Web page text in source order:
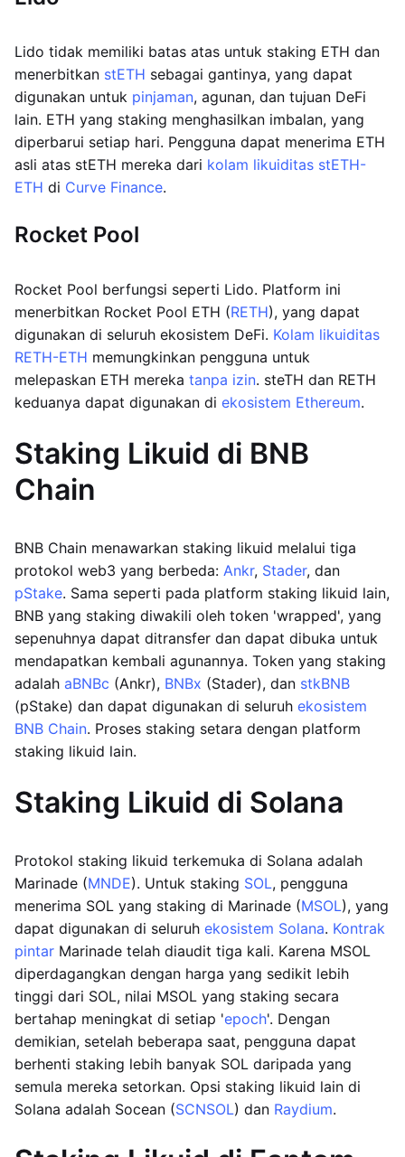
Lido tidak memiliki batas atas untuk staking ETH dan
menerbitkan stETH sebagai gantinya, yang dapat
digunakan untuk pinjaman, agunan, dan tujuan DeFi
lain. ETH yang staking menghasilkan imbalan, yang
diperbarui setiap hari. Pengguna dapat menerima ETH
asli atas stETH mereka dari kolam likuiditas stETH-
ETH di Curve Finance.
Rocket Pool
Rocket Pool berfungsi seperti Lido. Platform ini
menerbitkan Rocket Pool ETH (RETH), yang dapat
digunakan di seluruh ekosistem DeFi. Kolam likuiditas
RETH-ETH memungkinkan pengguna untuk
melepaskan ETH mereka tanpa izin. steTH dan RETH
keduanya dapat digunakan di ekosistem Ethereum.
Staking Likuid di BNB
Chain
BNB Chain menawarkan staking likuid melalui tiga
protokol web3 yang berbeda: Ankr, Stader, dan
pStake. Sama seperti pada platform staking likuid lain,
BNB yang staking diwakili oleh token 'wrapped', yang
sepenuhnya dapat ditransfer dan dapat dibuka untuk
mendapatkan kembali agunannya. Token yang staking
adalah aBNBc (Ankr), BNBx (Stader), dan stkBNB
(pStake) dan dapat digunakan di seluruh ekosistem
BNB Chain. Proses staking setara dengan platform
staking likuid lain.
Staking Likuid di Solana
Protokol staking likuid terkemuka di Solana adalah
Marinade (MNDE). Untuk staking SOL, pengguna
menerima SOL yang staking di Marinade (MSOL), yang
dapat digunakan di seluruh ekosistem Solana. Kontrak
pintar Marinade telah diaudit tiga kali. Karena MSOL
diperdagangkan dengan harga yang sedikit lebih
tinggi dari SOL, nilai MSOL yang staking secara
bertahap meningkat di setiap 'epoch'. Dengan
demikian, setelah beberapa saat, pengguna dapat
berhenti staking lebih banyak SOL daripada yang
semula mereka setorkan. Opsi staking likuid lain di
Solana adalah Socean (SCNSOL) dan Raydium.